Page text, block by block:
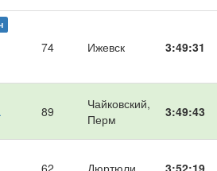
74 Ижевск 3:49:31
89
Чайковский,
Перм
3:49:43
62 Дюртюли 3:52:19